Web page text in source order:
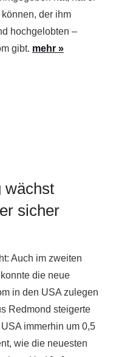
der ihm
hochgelobten –
gibt. mehr »
wächst
sicher
Auch im zweiten
die neue
in den USA zulegen
Redmond steigerte
immerhin um 0,5
wie die neuesten